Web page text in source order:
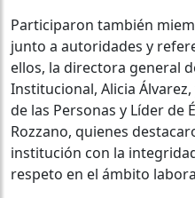
Participaron también
junto a autoridades y
ellos, la directora general
Institucional, Alicia
de las Personas y Líder de
Rozzano, quienes
institución con la
respeto en el ámbito